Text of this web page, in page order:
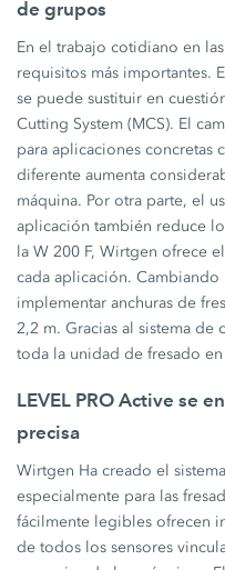
de grupos
En el trabajo cotidiano en
requisitos más importantes.
se puede sustituir en
Cutting System (MCS). El
para aplicaciones concretas
diferente aumenta
máquina. Por otra parte, el
aplicación también reduce
la W 200 F, Wirtgen ofrece
cada aplicación.
implementar anchuras de
2,2 m. Gracias al sistema
toda la unidad de fresado
LEVEL PRO Active se
precisa
Wirtgen Ha creado el
especialmente para las
fácilmente legibles ofrecen
de todos los sensores